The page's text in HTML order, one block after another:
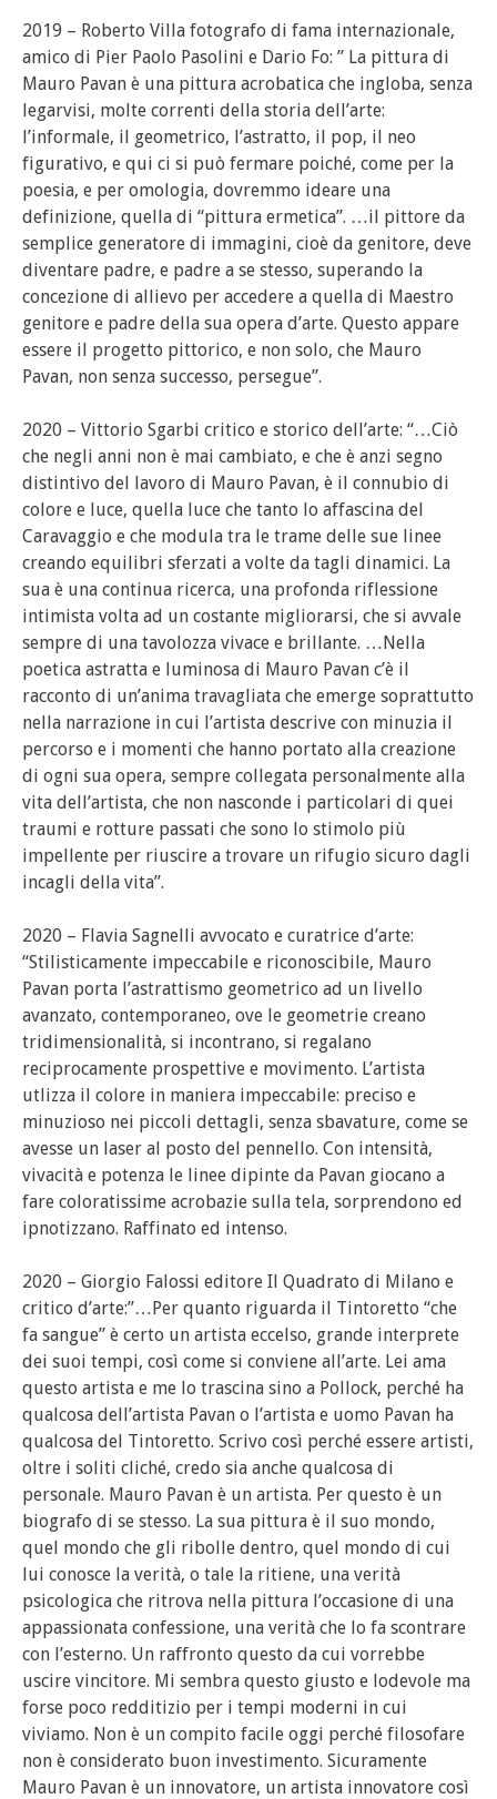
2019 – Roberto Villa fotografo di fama internazionale,
amico di Pier Paolo Pasolini e Dario Fo: ” La pittura di
Mauro Pavan è una pittura acrobatica che ingloba, senza
legarvisi, molte correnti della storia dell’arte:
l’informale, il geometrico, l’astratto, il pop, il neo
figurativo, e qui ci si può fermare poiché, come per la
poesia, e per omologia, dovremmo ideare una
definizione, quella di “pittura ermetica”. …il pittore da
semplice generatore di immagini, cioè da genitore, deve
diventare padre, e padre a se stesso, superando la
concezione di allievo per accedere a quella di Maestro
genitore e padre della sua opera d’arte. Questo appare
essere il progetto pittorico, e non solo, che Mauro
Pavan, non senza successo, persegue”.
2020 – Vittorio Sgarbi critico e storico dell’arte: “…Ciò
che negli anni non è mai cambiato, e che è anzi segno
distintivo del lavoro di Mauro Pavan, è il connubio di
colore e luce, quella luce che tanto lo affascina del
Caravaggio e che modula tra le trame delle sue linee
creando equilibri sferzati a volte da tagli dinamici. La
sua è una continua ricerca, una profonda riflessione
intimista volta ad un costante migliorarsi, che si avvale
sempre di una tavolozza vivace e brillante. …Nella
poetica astratta e luminosa di Mauro Pavan c’è il
racconto di un’anima travagliata che emerge soprattutto
nella narrazione in cui l’artista descrive con minuzia il
percorso e i momenti che hanno portato alla creazione
di ogni sua opera, sempre collegata personalmente alla
vita dell’artista, che non nasconde i particolari di quei
traumi e rotture passati che sono lo stimolo più
impellente per riuscire a trovare un rifugio sicuro dagli
incagli della vita”.
2020 – Flavia Sagnelli avvocato e curatrice d’arte:
“Stilisticamente impeccabile e riconoscibile, Mauro
Pavan porta l’astrattismo geometrico ad un livello
avanzato, contemporaneo, ove le geometrie creano
tridimensionalità, si incontrano, si regalano
reciprocamente prospettive e movimento. L’artista
utlizza il colore in maniera impeccabile: preciso e
minuzioso nei piccoli dettagli, senza sbavature, come se
avesse un laser al posto del pennello. Con intensità,
vivacità e potenza le linee dipinte da Pavan giocano a
fare coloratissime acrobazie sulla tela, sorprendono ed
ipnotizzano. Raffinato ed intenso.
2020 – Giorgio Falossi editore Il Quadrato di Milano e
critico d’arte:”…Per quanto riguarda il Tintoretto “che
fa sangue” è certo un artista eccelso, grande interprete
dei suoi tempi, così come si conviene all’arte. Lei ama
questo artista e me lo trascina sino a Pollock, perché ha
qualcosa dell’artista Pavan o l’artista e uomo Pavan ha
qualcosa del Tintoretto. Scrivo così perché essere artisti,
oltre i soliti cliché, credo sia anche qualcosa di
personale. Mauro Pavan è un artista. Per questo è un
biografo di se stesso. La sua pittura è il suo mondo,
quel mondo che gli ribolle dentro, quel mondo di cui
lui conosce la verità, o tale la ritiene, una verità
psicologica che ritrova nella pittura l’occasione di una
appassionata confessione, una verità che lo fa scontrare
con l’esterno. Un raffronto questo da cui vorrebbe
uscire vincitore. Mi sembra questo giusto e lodevole ma
forse poco redditizio per i tempi moderni in cui
viviamo. Non è un compito facile oggi perché filosofare
non è considerato buon investimento. Sicuramente
Mauro Pavan è un innovatore, un artista innovatore così